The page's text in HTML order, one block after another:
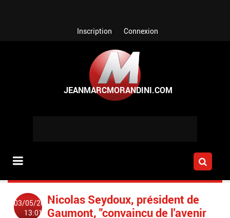
Inscription Connexion
03/05/2015
13:01
Nicolas Seydoux, président de
Gaumont, "convaincu de l'avenir